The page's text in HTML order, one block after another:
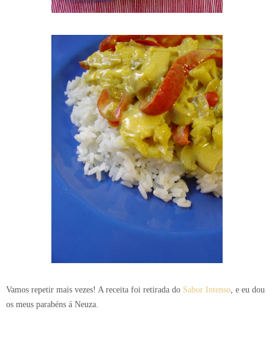
Vamos repetir mais vezes! A receita foi retirada do Sabor Intenso, e eu dou
os meus parabéns á Neuza.